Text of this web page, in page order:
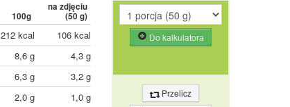
100g
na zdjęciu
(50 g)
212 kcal
106 kcal
8,6 g
4,3 g
6,3 g 3,2 g
2,0 g 1,0 g
Do kalkulatora
Przelicz